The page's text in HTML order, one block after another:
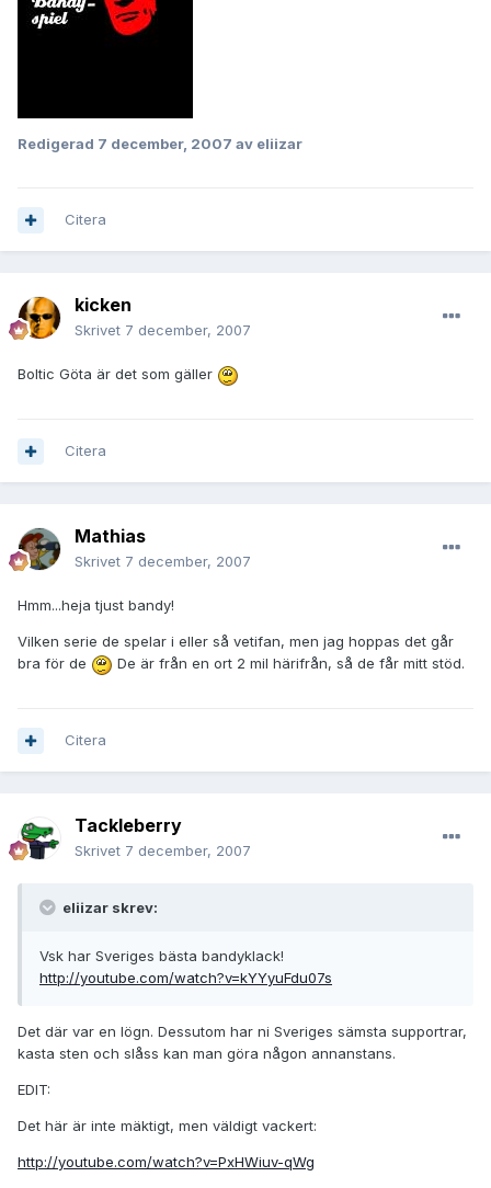
Redigerad 7 december, 2007 av eliizar
Citera
kicken
Skrivet 7 december, 2007
Boltic Göta är det som gäller
Citera
Mathias
Skrivet 7 december, 2007
Hmm...heja tjust bandy!
Vilken serie de spelar i eller så vetifan, men jag hoppas det går
bra för de
De är från en ort 2 mil härifrån, så de får mitt stöd.
Citera
Tackleberry
Skrivet 7 december, 2007
eliizar skrev:
Vsk har Sveriges bästa bandyklack!
http://youtube.com/watch?v=kYYyuFdu07s
Det där var en lögn. Dessutom har ni Sveriges sämsta supportrar,
kasta sten och slåss kan man göra någon annanstans.
EDIT:
Det här är inte mäktigt, men väldigt vackert:
http://youtube.com/watch?v=PxHWiuv-qWg